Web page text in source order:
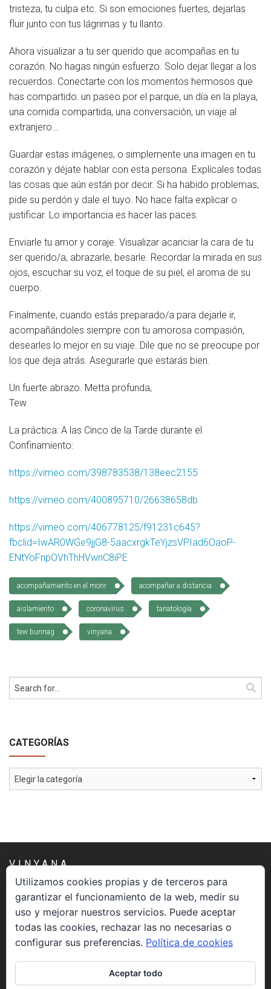
tristeza, tu culpa etc. Si son emociones fuertes, dejarlas
fluir junto con tus lágrimas y tu llanto.
Ahora visualizar a tu ser querido que acompañas en tu
corazón. No hagas ningún esfuerzo. Solo dejar llegar a los
recuerdos. Conectarte con los momentos hermosos que
has compartido: un paseo por el parque, un día en la playa,
una comida compartida, una conversación, un viaje al
extranjero…
Guardar estas imágenes, o simplemente una imagen en tu
corazón y déjate hablar con esta persona. Explícales todas
las cosas que aún están por decir. Si ha habido problemas,
pide su perdón y dale el tuyo. No hace falta explicar o
justificar. Lo importancia es hacer las paces.
Enviarle tu amor y coraje. Visualizar acariciar la cara de tu
ser querido/a, abrazarle, besarle. Recordar la mirada en sus
ojos, escuchar su voz, el toque de su piel, el aroma de su
cuerpo.
Finalmente, cuando estás preparado/a para dejarle ir,
acompañándoles siempre con tu amorosa compasión,
desearles lo mejor en su viaje. Dile que no se preocupe por
los que deja atrás. Asegurarle que estarás bien.
Un fuerte abrazo. Metta profunda,
Tew
La práctica: A las Cinco de la Tarde durante el
Confinamiento:
https://vimeo.com/398783538/138eec2155
https://vimeo.com/400895710/26638658db
https://vimeo.com/406778125/f91231c645?
fbclid=IwAR0WGe9jjG8-5aacxrgkTeYjzsVPIad6OaoP-
ENtYoFnpOVhThHVwnC8iPE
acompañamiento en el morir acompañar a distancia
aislamiento coronavirus tanatología
tew bunnag vinyana
CATEGORÍAS
Categorías
VINYANA
Una asociación constituida sin ánimo de lucro cuya misión
es atender los aspectos espirituales relacionados con el
proceso vivir el morir.
Utilizamos cookies propias y de terceros para
garantizar el funcionamiento de la web, medir su
uso y mejorar nuestros servicios. Puede aceptar
todas las cookies, rechazar las no necesarias o
configurar sus preferencias. Política de cookies
Aceptar todo